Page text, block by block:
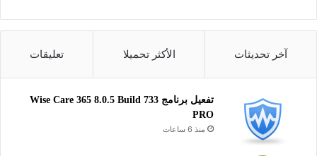
آخر تحديثات الأكثر تحميلا تعليقات
تفعيل برنامج Wise Care 365 8.0.5 Build 733
PRO
منذ 6 ساعات